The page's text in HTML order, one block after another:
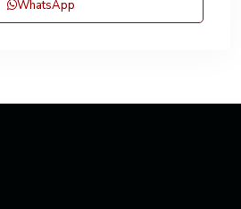
WhatsApp